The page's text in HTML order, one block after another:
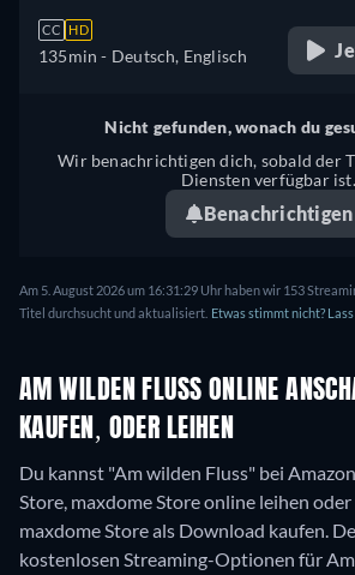
CC HD
135min - Deutsch, Englisch
Nicht gefunden, wonach du
Wir benachrichtigen dich, sobald der
Diensten verfügbar ist.
Benachrichtigen
Am 5. August 2026 um 16:31:29 Uhr haben wir 153
Titel durchsucht und aktualisiert. Etwas stimmt nicht? Lass
AM WILDEN FLUSS ONLINE
KAUFEN, ODER LEIHEN
Du kannst "Am wilden Fluss" bei
Store, maxdome Store online leihen
maxdome Store als Download kaufen.
kostenlosen Streaming-Optionen für